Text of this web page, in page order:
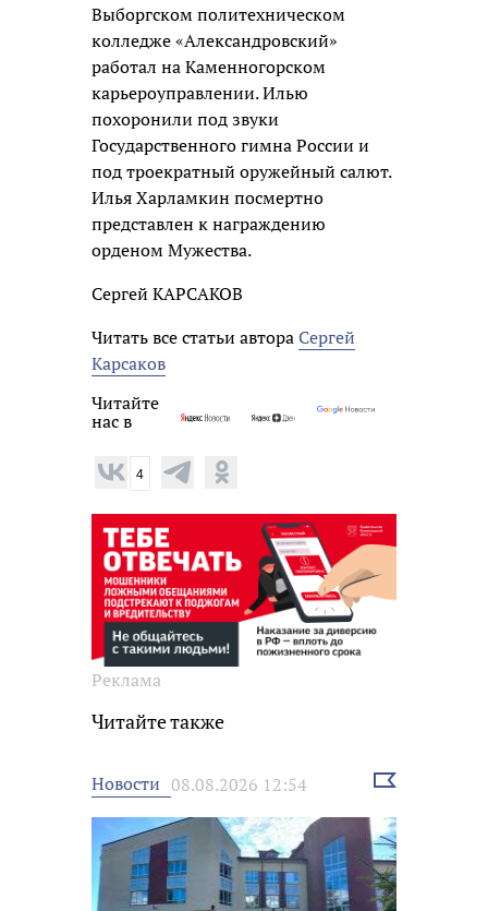
Выборгском политехническом
колледже «Александровский»
работал на Каменногорском
карьероуправлении. Илью
похоронили под звуки
Государственного гимна России и
под троекратный оружейный салют.
Илья Харламкин посмертно
представлен к награждению
орденом Мужества.
Сергей КАРСАКОВ
Читать все статьи автораСергей
Карсаков
Читайте
нас в
4
Реклама
Читайте также
Новости 08.08.2026 12:54
Выбрать